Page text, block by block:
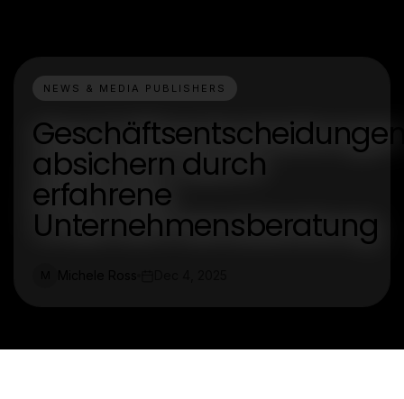
NEWS & MEDIA PUBLISHERS
absichern durch
erfahrene
Unternehmensberatung